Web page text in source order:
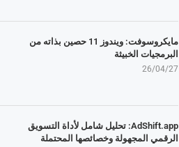
مايكروسوفت: ويندوز 11 حصين بذاته من
البرمجيات الخبيثة
26/04/27
AdShift.app: تحليل شامل لأداة التسويق
الرقمي المجهولة وخصائصها المحتملة